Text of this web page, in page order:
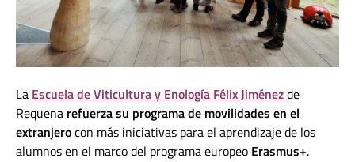
La Escuela de Viticultura y Enología Félix Jiménezde
Requena refuerza su programa de movilidades en el
extranjerocon más iniciativas para el aprendizaje de los
alumnos en el marco del programa europeo Erasmus+.